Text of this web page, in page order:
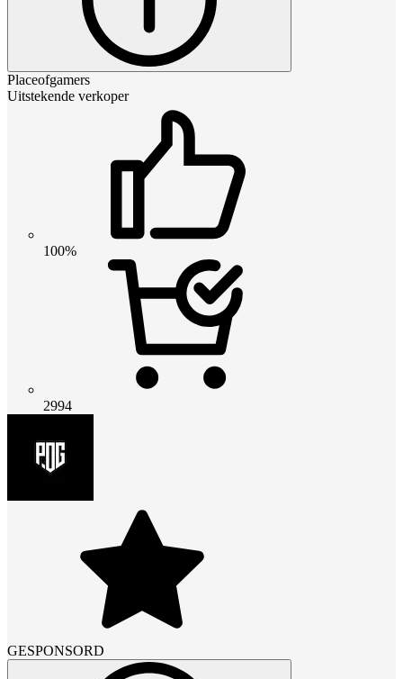
Placeofgamers
Uitstekende verkoper
100%
2994
GESPONSORD